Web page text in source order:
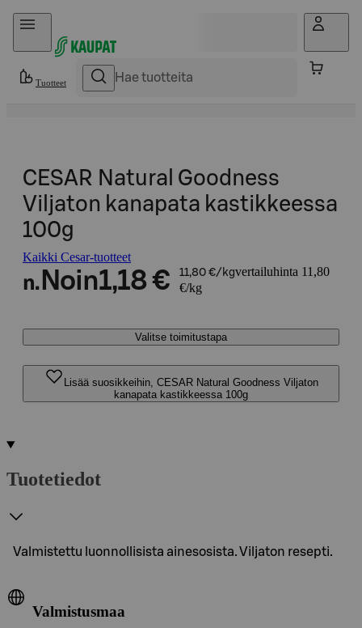
Hyppää sisältöön
Tuotteet
CESAR Natural Goodness
Viljaton kanapata kastikkeessa
100g
Kaikki Cesar-tuotteet
n. Noin1,18 € 11,80 €/kgvertailuhinta 11,80
€/kg
Valitse toimitustapa
Lisää suosikkeihin, CESAR Natural Goodness Viljaton
kanapata kastikkeessa 100g
Tuotetiedot
Valmistettu luonnollisista ainesosista. Viljaton resepti.
Valmistusmaa